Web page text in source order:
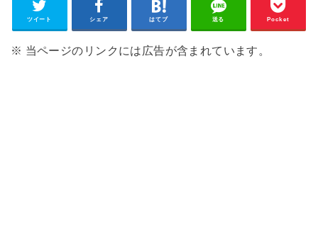
ツイート シェア はてブ 送る Pocket
※ 当ページのリンクには広告が含まれています。